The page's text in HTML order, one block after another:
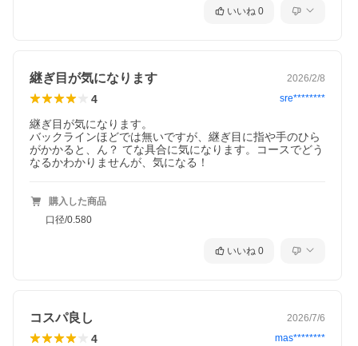
いいね 0
継ぎ目が気になります 2026/2/8
4 sre********
継ぎ目が気になります。
バックラインほどでは無いですが、継ぎ目に指や手のひら
がかかると、ん？ てな具合に気になります。コースでどう
なるかわかりませんが、気になる！
購入した商品
口径/0.580
いいね 0
コスパ良し 2026/7/6
4 mas********